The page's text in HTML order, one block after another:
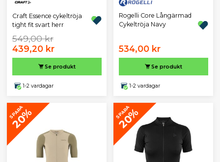
Craft Essence cykeltröja
tight fit svart herr
549,00 kr
439,20 kr
Se produkt
1-2 vardagar
Rogelli Core Långärmad
Cykeltröja Navy
534,00 kr
Se produkt
1-2 vardagar
SPARA
20% SPARA
20%